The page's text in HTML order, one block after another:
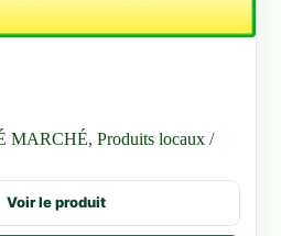
MARCHÉ,Produits locaux /
Voir le produit